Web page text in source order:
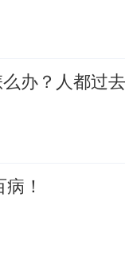
办？人都过
！